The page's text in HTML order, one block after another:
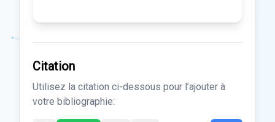
Citation
Utilisez la citation ci-dessous pour l’ajouter à
votre bibliographie: